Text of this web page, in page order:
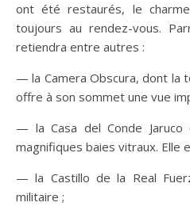
ont été restaurés, le
toujours au rendez-vous.
retiendra entre autres :
— la Camera Obscura, dont la
offre à son sommet une vue
— la Casa del Conde
magnifiques baies vitraux. Elle
— la Castillo de la Real
militaire ;